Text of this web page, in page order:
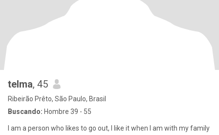
telma, 45
Ribeirão Prêto, São Paulo, Brasil
Buscando: Hombre 39 - 55
I am a person who likes to go out, I like it when I am with my family